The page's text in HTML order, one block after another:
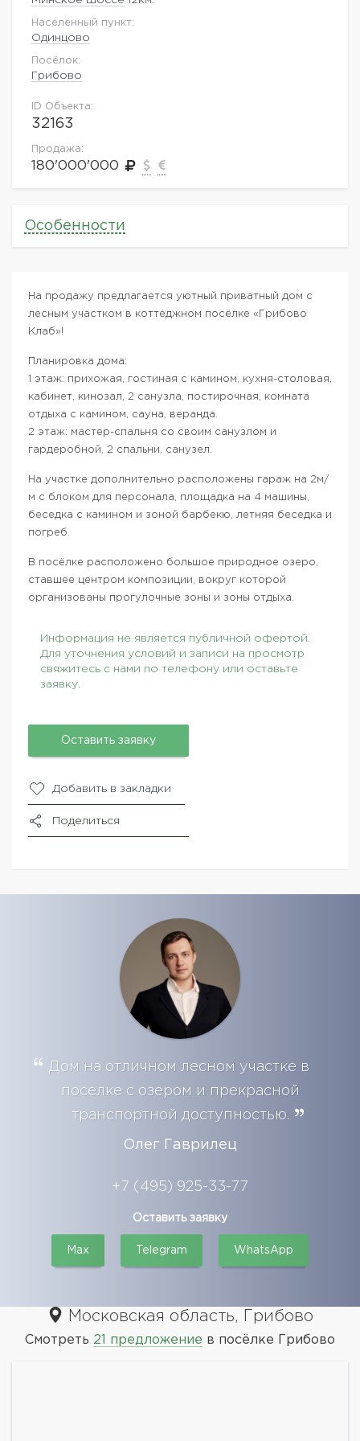
Населённый пункт:
Одинцово
Посёлок:
Грибово
ID Объекта:
32163
Продажа:
180'000'000
Особенности
На продажу предлагается уютный приватный дом с
лесным участком в коттеджном посёлке «Грибово
Клаб»!
Планировка дома:
1 этаж: прихожая, гостиная с камином, кухня-столовая,
кабинет, кинозал, 2 санузла, постирочная, комната
отдыха с камином, сауна, веранда.
2 этаж: мастер-спальня со своим санузлом и
гардеробной, 2 спальни, санузел.
На участке дополнительно расположены гараж на 2м/
м с блоком для персонала, площадка на 4 машины,
беседка с камином и зоной барбекю, летняя беседка и
погреб.
В посёлке расположено большое природное озеро,
ставшее центром композиции, вокруг которой
организованы прогулочные зоны и зоны отдыха.
Информация не является публичной офертой.
Для уточнения условий и записи на просмотр
свяжитесь с нами по телефону или оставьте
заявку.
Оставить заявку
Добавить в закладки
Поделиться
Дом на отличном лесном участке в
поселке с озером и прекрасной
транспортной доступностью.
Олег Гаврилец
+7 (495) 925-33-77
Оставить заявку
Max Telegram WhatsApp
Московская область, Грибово
Смотреть 21 предложение в посёлке Грибово